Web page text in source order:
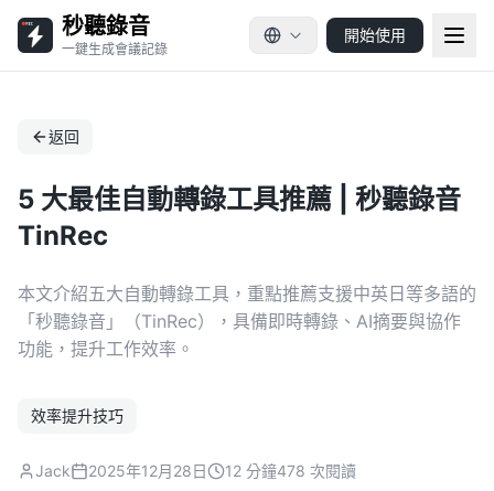
秒聽錄音
一鍵生成會議記錄
開始使用
返回
5 大最佳自動轉錄工具推薦 | 秒聽錄音
TinRec
本文介紹五大自動轉錄工具，重點推薦支援中英日等多語的
「秒聽錄音」（TinRec），具備即時轉錄、AI摘要與協作
功能，提升工作效率。
效率提升技巧
Jack 2025年12月28日 12 分鐘478 次閱讀